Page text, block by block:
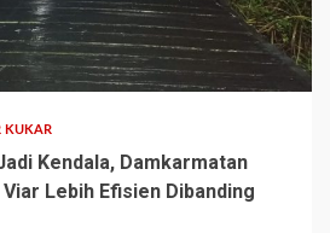
KUKAR
Kendala, Damkarmatan
Lebih Efisien Dibanding